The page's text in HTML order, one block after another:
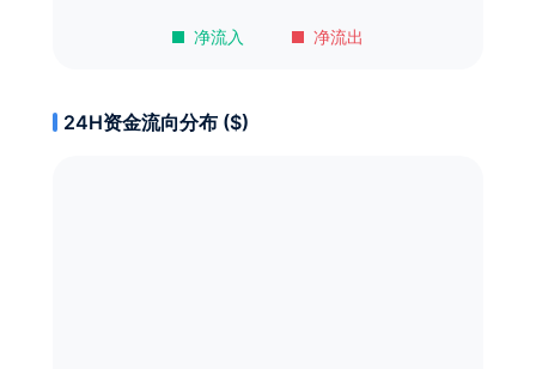
净流入 净流出
24H资金流向分布 ($)